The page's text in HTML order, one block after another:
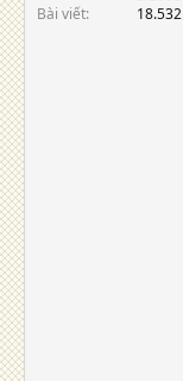
Bài viết
18.532